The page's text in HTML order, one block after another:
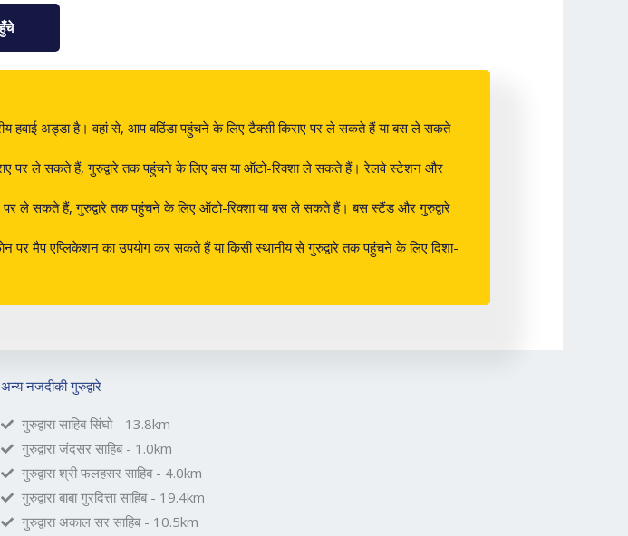
हवाई अड्डा है। वहां से, आप बठिंडा पहुंचने के लिए टैक्सी किराए पर ले सकते हैं या बस ले सकते
पर ले सकते हैं, गुरुद्वारे तक पहुंचने के लिए बस या ऑटो-रिक्शा ले सकते हैं। रेलवे स्टेशन और
ले सकते हैं, गुरुद्वारे तक पहुंचने के लिए ऑटो-रिक्शा या बस ले सकते हैं। बस स्टैंड और गुरुद्वारे
पर मैप एप्लिकेशन का उपयोग कर सकते हैं या किसी स्थानीय से गुरुद्वारे तक पहुंचने के लिए दिशा-
अन्य नजदीकी गुरुद्वारे
गुरुद्वारा साहिब सिंघो - 13.8km
गुरुद्वारा जंदसर साहिब - 1.0km
गुरुद्वारा श्री फलहसर साहिब - 4.0km
गुरुद्वारा बाबा गुरदित्ता साहिब - 19.4km
गुरुद्वारा अकाल सर साहिब - 10.5km